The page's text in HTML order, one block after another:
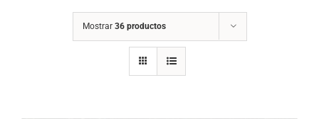
Mostrar 36 productos